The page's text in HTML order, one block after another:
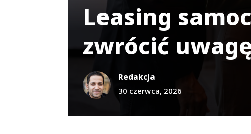
Leasing
zwrócić
Redakcja
30 czerwca, 2026